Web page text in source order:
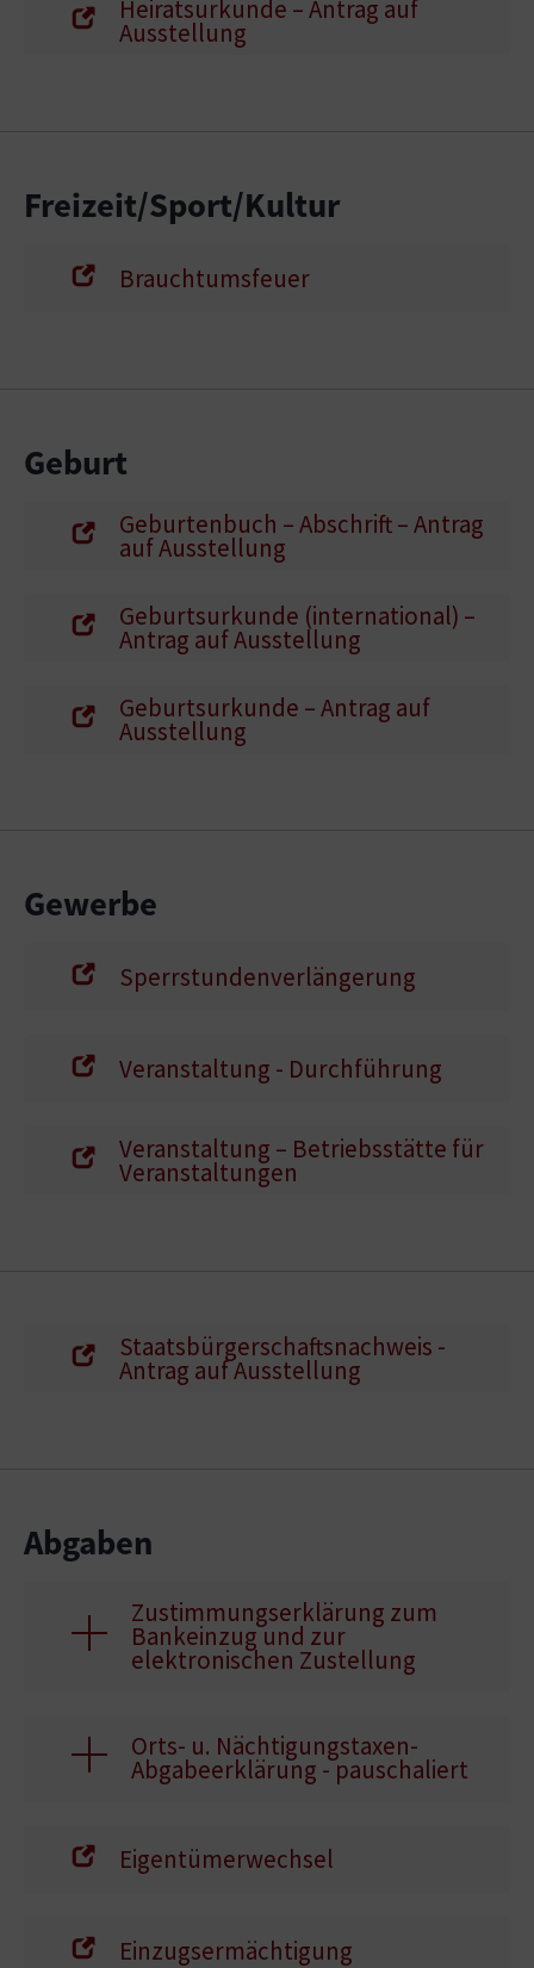
Heiratsurkunde – Antrag auf
Ausstellung
Freizeit/Sport/Kultur
Brauchtumsfeuer
Geburt
Geburtenbuch – Abschrift – Antrag
auf Ausstellung
Geburtsurkunde (international) –
Antrag auf Ausstellung
Geburtsurkunde – Antrag auf
Ausstellung
Gewerbe
Sperrstundenverlängerung
Veranstaltung - Durchführung
Veranstaltung – Betriebsstätte für
Veranstaltungen
Staatsbürgerschaftsnachweis -
Antrag auf Ausstellung
Abgaben
Zustimmungserklärung zum
Bankeinzug und zur
elektronischen Zustellung
Orts- u. Nächtigungstaxen-
Abgabeerklärung - pauschaliert
Eigentümerwechsel
Einzugsermächtigung